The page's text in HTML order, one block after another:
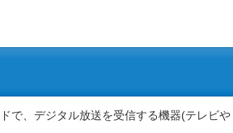
で、デジタル放送を受信する機器(テレビや